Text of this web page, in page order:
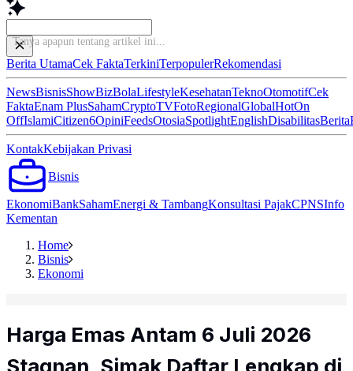
Bac
Berita UtamaCek FaktaTerkiniTerpopulerRekomendasi
NewsBisnisShowBizBolaLifestyleKesehatanTeknoOtomotifCek
FaktaEnam PlusSahamCryptoTVFotoRegionalGlobalHotOn
OffIslamiCitizen6OpiniFeedsOtosiaSpotlightEnglishDisabilitasBerita
KontakKebijakan Privasi
Bisnis
EkonomiBankSahamEnergi & TambangKonsultasi PajakCPNSInfo
Kementan
Home
Bisnis
Ekonomi
Harga Emas Antam 6 Juli 2026